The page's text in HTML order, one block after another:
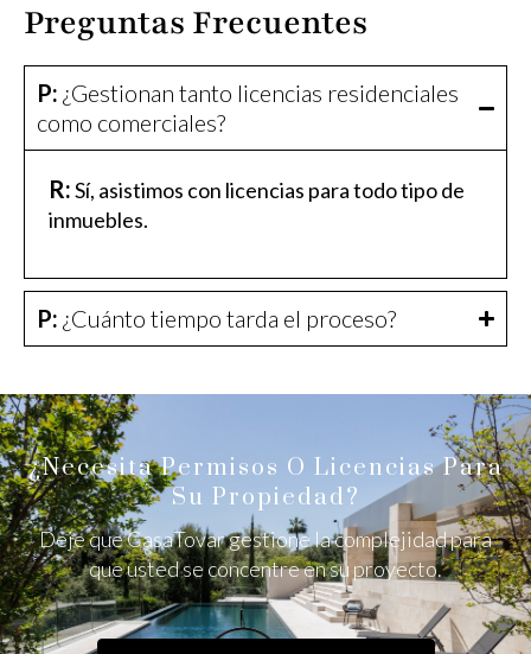
Preguntas Frecuentes
P: ¿Gestionan tanto licencias residenciales
como comerciales?
R:Sí, asistimos con licencias para todo tipo de
inmuebles.
P: ¿Cuánto tiempo tarda el proceso?
¿Necesita Permisos O Licencias Para
Su Propiedad?
Deje que CasaTovar gestione la complejidad para
que usted se concentre en su proyecto.